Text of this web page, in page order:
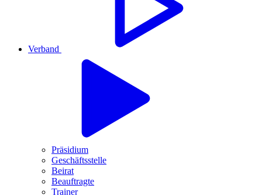
Verband
Präsidium
Geschäftsstelle
Beirat
Beauftragte
Trainer